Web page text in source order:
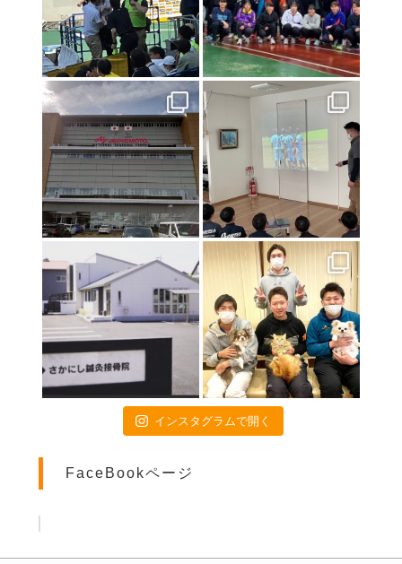
お盆休みのお知らせ
2021年8月10日
インターハイ2021
2021年7月23日
東京オリンピック２０２０
2021年7月17日
初戦突破！！！
2021年7月9日
特別診療のお知らせ
2021年6月24日
関東高校陸上大会のトレーナー帯同に行ってきました❕
2021年6月18日
いよいよ開幕❗️
2021年4月16日
お子様連れの方へ
2021年4月15日
画伯シリーズ part3
交通事故治療は当院にお任せください
患者様のご活躍(^O^)／
2021年2月26日
インスタグラムで開く
FaceBookページ